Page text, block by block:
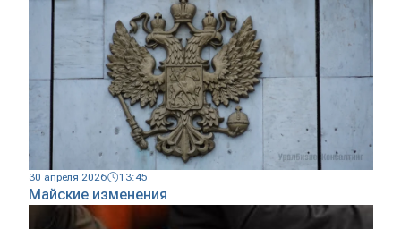
30 апреля 2026 13:45
Майские изменения